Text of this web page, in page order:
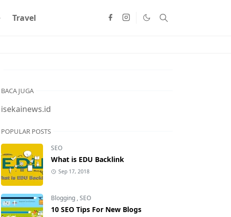
Travel
BACA JUGA
isekainews.id
POPULAR POSTS
SEO
What is EDU Backlink
Sep 17, 2018
Blogging ,SEO
10 SEO Tips For New Blogs